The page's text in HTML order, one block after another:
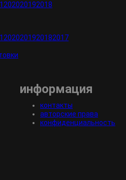
202020192018
2020201920182017
информация
контакты
авторские права
конфиденциальность